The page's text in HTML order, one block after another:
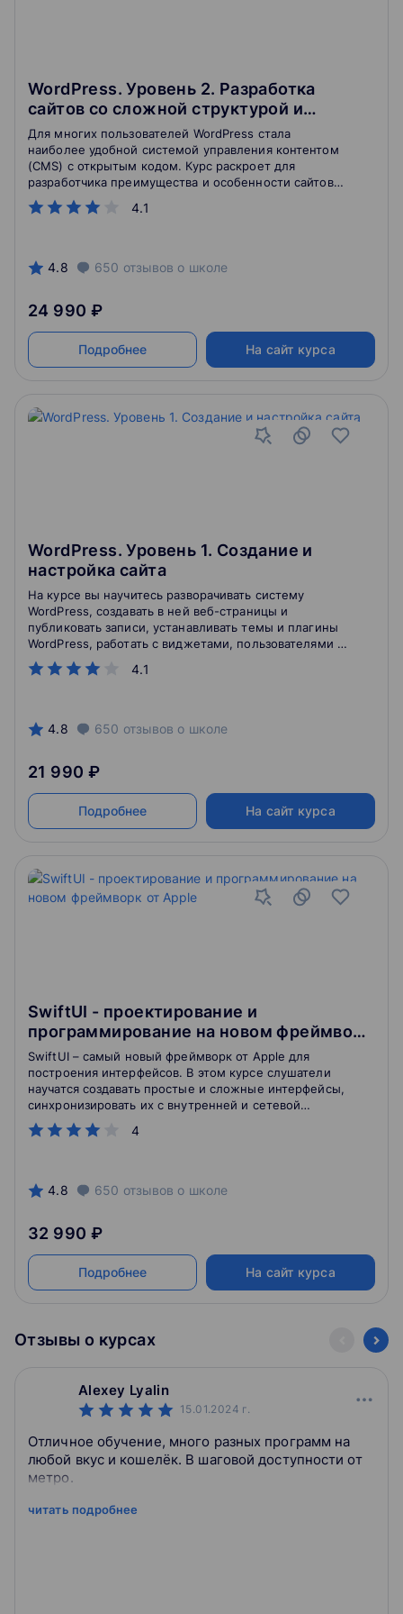
WordPress. Уровень 2. Разработка
сайтов со сложной структурой и
создание тем оформления
4.1
Для многих пользователей WordPress стала
наиболее удобной системой управления контентом
(CMS) с открытым кодом. Курс раскроет для
разработчика преимущества и особенности сайтов
на CMS WordPress, применяя которые, вы сможете
разрабатывать сложные по структуре и простые для
4.8 650 отзывов о школе
24 990 ₽
Подробнее На сайт курса
WordPress. Уровень 1. Создание и
настройка сайта
4.1
На курсе вы научитесь разворачивать систему
WordPress, создавать в ней веб-страницы и
публиковать записи, устанавливать темы и плагины
WordPress, работать с виджетами, пользователями и
комментариями. В процессе обучения вы реализуете
проект по созданию учебного сайта, который
4.8 650 отзывов о школе
21 990 ₽
Подробнее На сайт курса
SwiftUI - проектирование и
программирование на новом фреймворк
от Apple
4
SwiftUI – самый новый фреймворк от Apple для
построения интерфейсов. В этом курсе слушатели
научатся создавать простые и сложные интерфейсы,
синхронизировать их с внутренней и сетевой
логикой приложения.
4.8 650 отзывов о школе
32 990 ₽
Подробнее На сайт курса
Отзывы о курсах
Alexey Lyalin
15.01.2024 г.
Отличное обучение, много разных программ на
любой вкус и кошелёк. В шаговой доступности от
метро.
читать подробнее